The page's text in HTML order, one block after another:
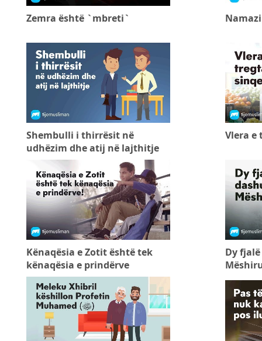
Zemra është `mbreti`
Shembulli i thirrësit në
udhëzim dhe atij në lajthitje
Vlera e
Kënaqësia e Zotit është tek
kënaqësia e prindërve
Dy